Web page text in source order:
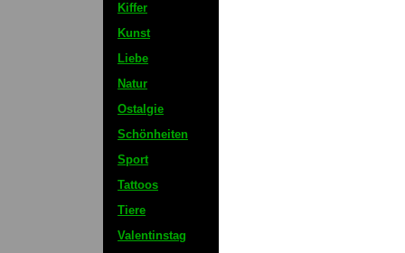
Kiffer
Kunst
Liebe
Natur
Ostalgie
Schönheiten
Sport
Tattoos
Tiere
Valentinstag